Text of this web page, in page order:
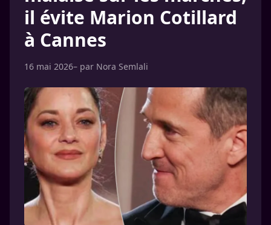
il évite Marion Cotillard
à Cannes
16 mai 2026– par Nora Semlali